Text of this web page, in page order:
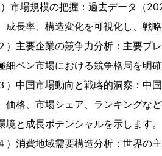
1）市場規模の把握：過去データ（
成長率、構造変化を可視化し、戦
２）主要企業の競争力分析：主要
細ペン市場における競争格局を明
３）中国市場動向と戦略的洞察：
価格、市場シェア、ランキングな
境と成長ポテンシャルを示します
４）消費地域需要構造分析：世界